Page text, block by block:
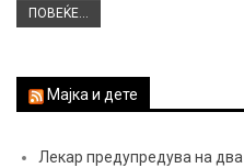
ПОВЕЌЕ...
Мајка и дете
Лекар предупредува на